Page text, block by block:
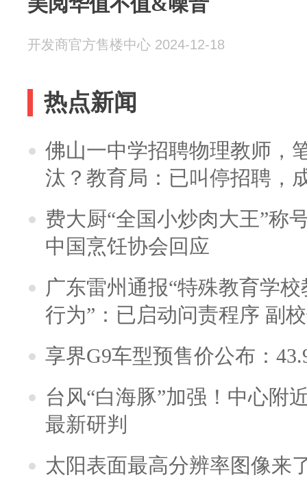
开发商官方售楼中心 2024-12-18
热点新闻
佛山一中学招聘物理教师，
汰？教育局：已叫停招聘，
费大厨“全国小炒肉大王”称
中国烹饪协会回应
广东雷州通报“特殊教育学
行为”：已启动问责程序 副
享界G9车型预售价公布：
台风“白海豚”加强！中心附
最新研判
太阳表面最高分辨率图像来